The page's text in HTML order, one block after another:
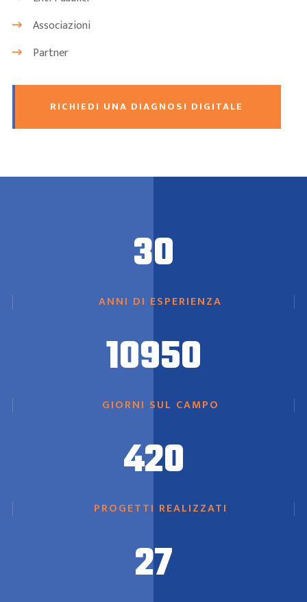
Associazioni
Partner
RICHIEDI UNA DIAGNOSI DIGITALE
30
ANNI DI ESPERIENZA
10950
GIORNI SUL CAMPO
420
PROGETTI REALIZZATI
27